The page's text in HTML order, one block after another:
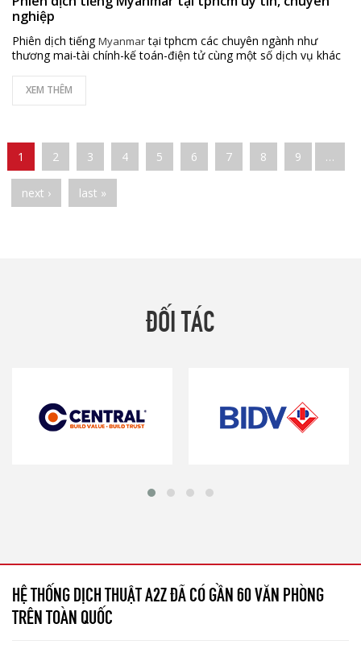
nghiệp
Phiên dịch tiếngMyanmartại tphcm các chuyên ngành như
thương mai-tài chính-kế toán-điện tử cùng một số dịch vụ khác
XEM THÊM
Pages
1 2 3 4 5 6 7 8 9 …
next › last »
ĐỐI TÁC
HỆ THỐNG DỊCH THUẬT A2Z ĐÃ CÓ GẦN 60 VĂN PHÒNG
TRÊN TOÀN QUỐC